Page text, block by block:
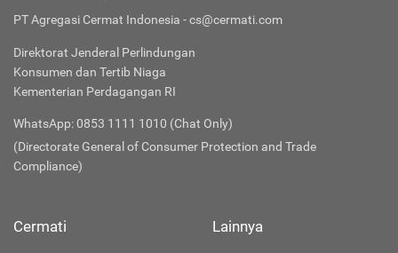
PT Agregasi Cermat Indonesia - cs@cermati.com
Direktorat Jenderal Perlindungan
Konsumen dan Tertib Niaga
Kementerian Perdagangan RI
WhatsApp: 0853 1111 1010 (Chat Only)
(Directorate General of Consumer Protection and Trade
Compliance)
Cermati Lainnya